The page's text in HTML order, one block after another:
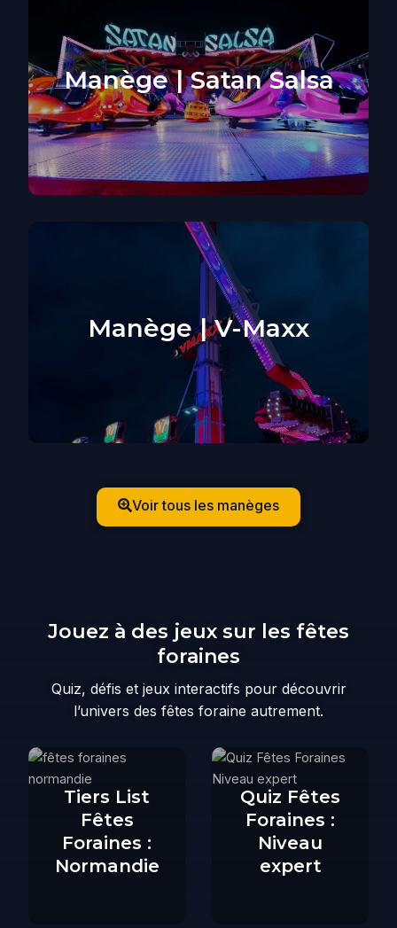
Manège | Satan Salsa
Manège | V-Maxx
Voir tous les manèges
Jouez à des jeux sur les fêtes
foraines
Quiz, défis et jeux interactifs pour découvrir
l’univers des fêtes foraine autrement.
Tiers List
Fêtes
Foraines :
Normandie
Quiz Fêtes
Foraines :
Niveau
expert